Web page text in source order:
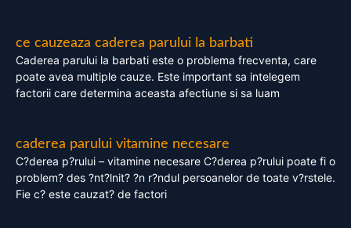
ce cauzeaza caderea parului la barbati
Caderea parului la barbati este o problema frecventa, care
poate avea multiple cauze. Este important sa intelegem
factorii care determina aceasta afectiune si sa luam
caderea parului vitamine necesare
C?derea p?rului – vitamine necesare C?derea p?rului poate fi o
problem? des ?nt?lnit? ?n r?ndul persoanelor de toate v?rstele.
Fie c? este cauzat? de factori